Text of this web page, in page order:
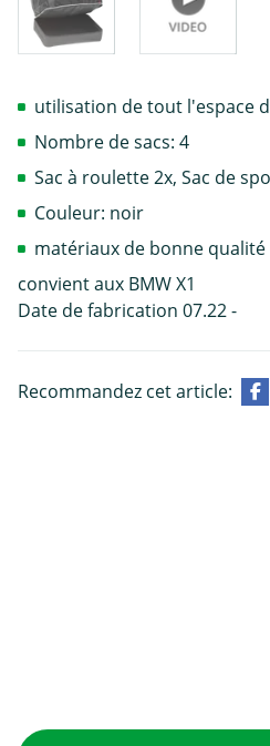
utilisation de tout l'espace
Nombre de sacs: 4
Sac à roulette 2x, Sac de
Couleur: noir
matériaux de bonne qualité
convient aux BMW X1
Date de fabrication 07.22 -
Recommandez cet article: